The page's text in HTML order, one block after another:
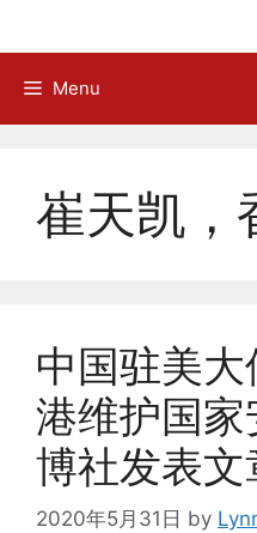
Menu
崔天凯，
中国驻美
港维护国
博社发表文
2020年5月31日 by